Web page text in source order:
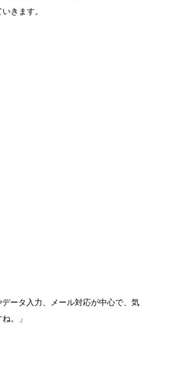
きます。
ータ入力、メール対応が中心で、気
。」